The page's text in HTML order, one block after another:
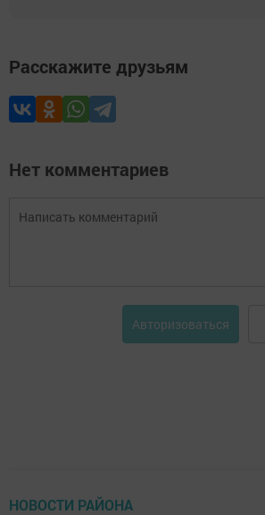
Расскажите друзьям
Нет комментариев
Авторизоваться
НОВОСТИ РАЙОНА